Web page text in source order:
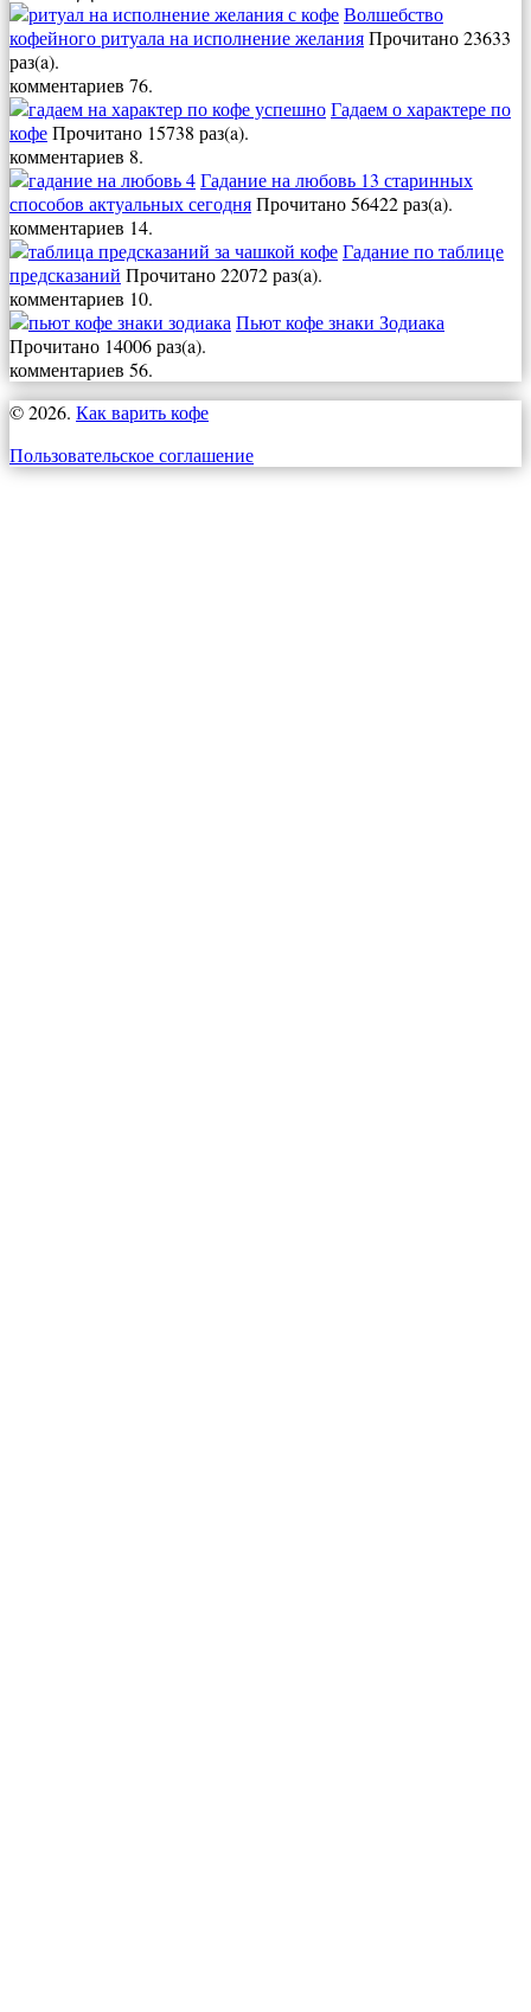
Волшебство
кофейного ритуала на исполнение желанияПрочитано 23633
раз(a).
комментариев 76.
Гадаем о характере по
кофеПрочитано 15738 раз(a).
комментариев 8.
Гадание на любовь 13 старинных
способов актуальных сегодняПрочитано 56422 раз(a).
комментариев 14.
Гадание по таблице
предсказаний Прочитано 22072 раз(a).
комментариев 10.
Пьют кофе знаки Зодиака
Прочитано 14006 раз(a).
комментариев 56.
© 2026. Как варить кофе
Пользовательское соглашение